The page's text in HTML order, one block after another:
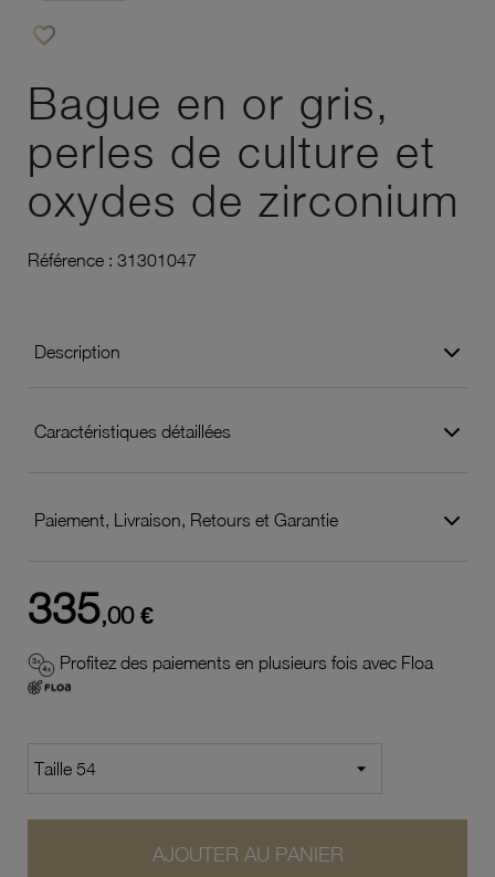
favorite_border
Bague en or gris,
perles de culture et
oxydes de zirconium
Référence : 31301047
Description
Caractéristiques détaillées
Paiement, Livraison, Retours et Garantie
335,00 €
Profitez des paiements en plusieurs fois avec Floa
AJOUTER AU PANIER